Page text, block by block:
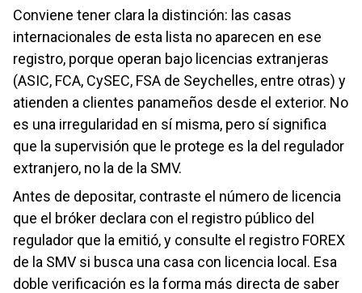
costo por lote. Elija el tipo según su volumen real de
operación.
REGULACIÓN
Para Latinoamérica, PU Prime atiende a los clientes a
través de una entidad internacional del grupo, no inscrita
ante un regulador local en Panamá. Como es habitual en
el forex extraterritorial, esa condición es común;
verifique el registro y el número de licencia ante el
regulador correspondiente antes de abrir una cuenta.
Conviene tener clara la distinción: las casas
internacionales de esta lista no aparecen en ese
registro, porque operan bajo licencias extranjeras
(ASIC, FCA, CySEC, FSA de Seychelles, entre otras) y
atienden a clientes panameños desde el exterior. No
es una irregularidad en sí misma, pero sí significa
que la supervisión que le protege es la del regulador
extranjero, no la de la SMV.
Antes de depositar, contraste el número de licencia
que el bróker declara con el registro público del
regulador que la emitió, y consulte el registro FOREX
de la SMV si busca una casa con licencia local. Esa
doble verificación es la forma más directa de saber